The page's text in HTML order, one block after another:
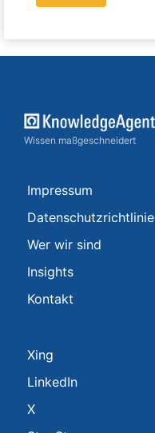
Wissen maßgeschneidert
Impressum
Datenschutzrichtlinie
Wer wir sind
Insights
Kontakt
Xing
LinkedIn
X